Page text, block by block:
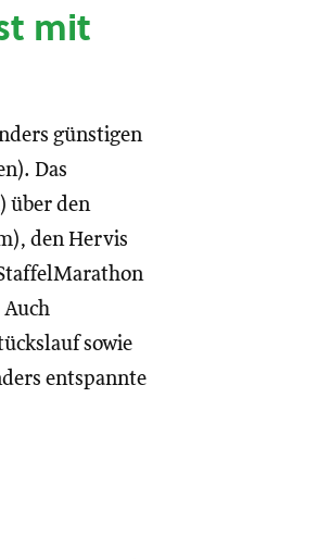
mit
günstigen
Das
über den
den Hervis
sowie
entspannte